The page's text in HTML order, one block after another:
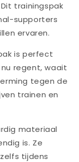
trainingspak
supporters
ervaren.
is perfect
regent, waait
tegen de
trainen en
materiaal
is. Ze
tijdens